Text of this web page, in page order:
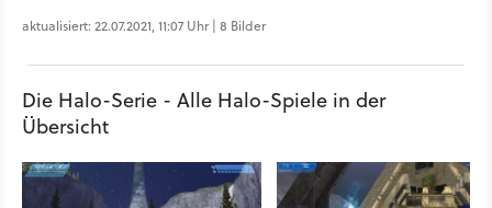
aktualisiert: 22.07.2021, 11:07 Uhr | 8 Bilder
Die Halo-Serie - Alle Halo-Spiele in der
Übersicht